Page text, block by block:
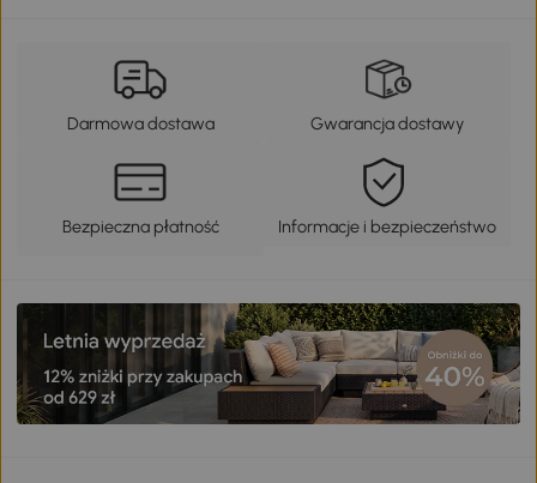
Darmowa dostawa Gwarancja dostawy
Bezpieczna płatność Informacje i bezpieczeństwo